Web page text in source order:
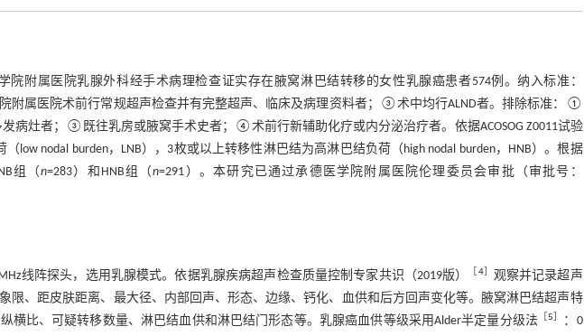
院附属医院乳腺外科经手术病理检查证实存在腋窝淋巴结转移的女性乳腺癌患者574例。纳入标准：
属医院术前行常规超声检查并有完整超声、临床及病理资料者；③术中均行ALND者。排除标准：①
病灶者；③既往乳房或腋窝手术史者；④术前行新辅助化疗或内分泌治疗者。依据ACOSOG Z0011试验
low nodal burden，LNB），3枚或以上转移性淋巴结为高淋巴结负荷（high nodal burden，HNB）。根据
组（n=283）和HNB组（n=291）。本研究已通过承德医学院附属医院伦理委员会审批（审批号：
MHz线阵探头，选用乳腺模式。依据乳腺疾病超声检查质量控制专家共识（2019版） 4］ 观察并记录超声
限、距皮肤距离、最大径、内部回声、形态、边缘、钙化、血供和后方回声变化等。腋窝淋巴结超声特
横比、可疑转移数量、淋巴结血供和淋巴结门形态等。乳腺癌血供等级采用Alder半定量分级法 ［5
：0